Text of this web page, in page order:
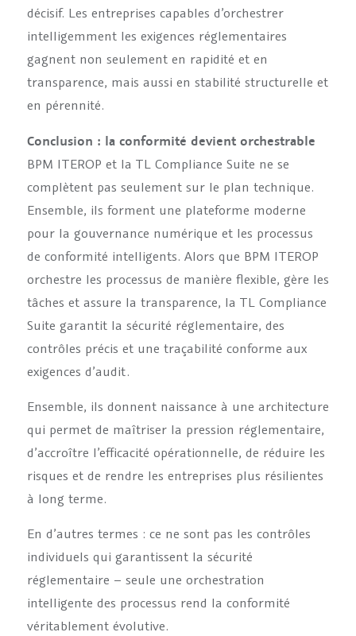
décisif. Les entreprises capables d’orchestrer
intelligemment les exigences réglementaires
gagnent non seulement en rapidité et en
transparence, mais aussi en stabilité structurelle et
en pérennité.
Conclusion : la conformité devient orchestrable
BPM ITEROP et la TL Compliance Suite ne se
complètent pas seulement sur le plan technique.
Ensemble, ils forment une plateforme moderne
pour la gouvernance numérique et les processus
de conformité intelligents. Alors que BPM ITEROP
orchestre les processus de manière flexible, gère les
tâches et assure la transparence, la TL Compliance
Suite garantit la sécurité réglementaire, des
contrôles précis et une traçabilité conforme aux
exigences d’audit.
Ensemble, ils donnent naissance à une architecture
qui permet de maîtriser la pression réglementaire,
d’accroître l’efficacité opérationnelle, de réduire les
risques et de rendre les entreprises plus résilientes
à long terme.
En d’autres termes : ce ne sont pas les contrôles
individuels qui garantissent la sécurité
réglementaire – seule une orchestration
intelligente des processus rend la conformité
véritablement évolutive.